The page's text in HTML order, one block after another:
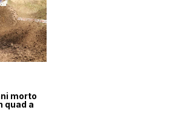
morto
quad a